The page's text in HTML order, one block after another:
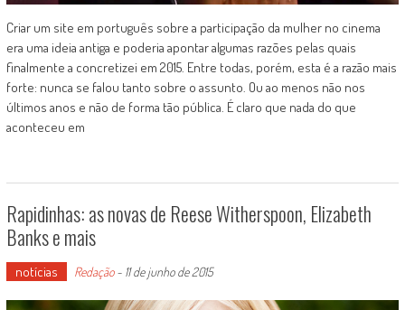
Criar um site em português sobre a participação da mulher no cinema
era uma ideia antiga e poderia apontar algumas razões pelas quais
finalmente a concretizei em 2015. Entre todas, porém, esta é a razão mais
forte: nunca se falou tanto sobre o assunto. Ou ao menos não nos
últimos anos e não de forma tão pública. É claro que nada do que
aconteceu em
Rapidinhas: as novas de Reese Witherspoon, Elizabeth
Banks e mais
notícias Redação- 11 de junho de 2015